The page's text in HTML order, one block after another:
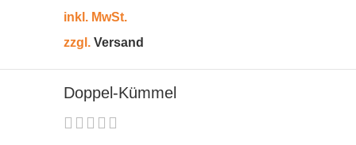
inkl. MwSt.
zzgl. Versand
Doppel-Kümmel